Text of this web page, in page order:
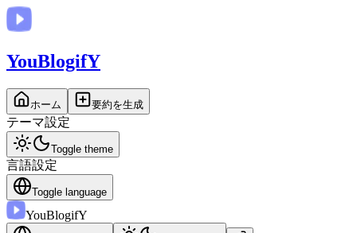
YouBlogifY
ホーム 要約を生成
テーマ設定
Toggle theme
言語設定
Toggle language
YouBlogifY